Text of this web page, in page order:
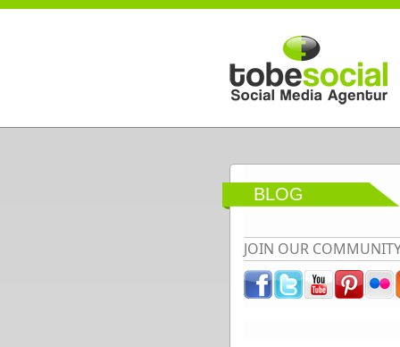
Direkt zum Inhalt
BLOG
JOIN OUR